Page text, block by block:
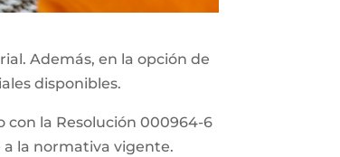
Además, en la opción de
disponibles.
con la Resolución 000964-6
la normativa vigente.